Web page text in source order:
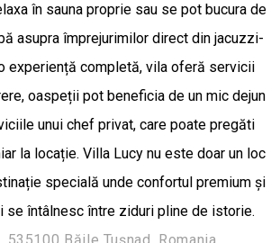
în sauna proprie sau se pot bucura de
asupra împrejurimilor direct din jacuzzi-
experiență completă, vila oferă servicii
oaspeții pot beneficia de un mic dejun
unui chef privat, care poate pregăti
la locație. Villa Lucy nu este doar un loc
specială unde confortul premium și
se întâlnesc între ziduri pline de istorie.